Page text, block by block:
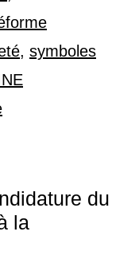
, symboles
du
la